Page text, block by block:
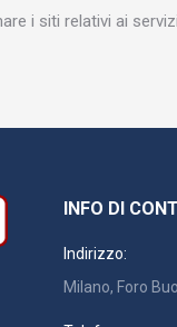
i siti relativi ai
INFO DI
Indirizzo:
Milano, Foro